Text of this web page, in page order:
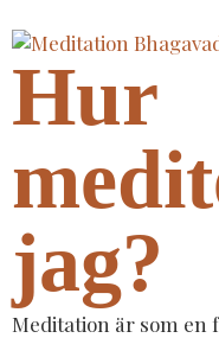
Hur
jag?
Meditation är som en